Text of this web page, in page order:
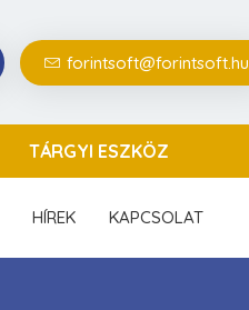
forintsoft@forintsoft.hu
TÁRGYI ESZKÖZ
HÍREK KAPCSOLAT